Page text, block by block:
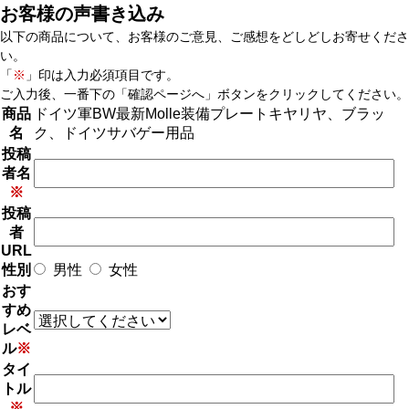
お客様の声書き込み
以下の商品について、お客様のご意見、ご感想をどしどしお寄せくださ
い。
「 ※ 」印は入力必須項目です。
ご入力後、一番下の「確認ページへ」ボタンをクリックしてください。
商品
名
ドイツ軍BW最新Molle装備プレートキヤリヤ、ブラッ
ク、ドイツサバゲー用品
投稿
者名
※
投稿
者
URL
性別
男性
女性
おす
すめ
レベ
ル※
タイ
トル